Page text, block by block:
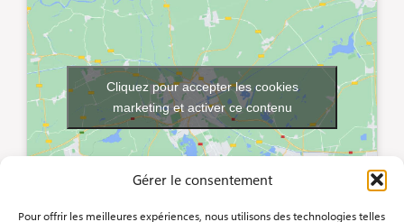
Gérer le consentement
Pour offrir les meilleures expériences, nous utilisons des technologies telles
Cliquez pour accepter les cookies
marketing et activer ce contenu